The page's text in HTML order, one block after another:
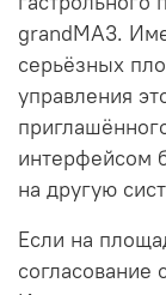
grandMA3.
серьёзных
управления
интерфейсом
на другую
Если на
согласование